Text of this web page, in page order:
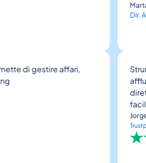
di gestire affari,
Marta
Dir.
facilita
Jorge
Trustpilot